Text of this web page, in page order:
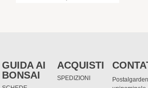
GUIDA AI
BONSAI
ACQUISTI
SPEDIZIONI